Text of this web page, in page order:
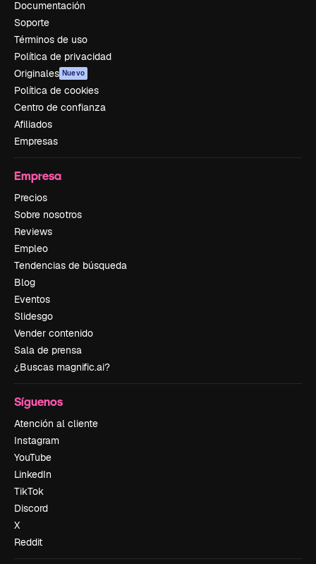
Documentación
Soporte
Términos de uso
Política de privacidad
Originales Nuevo
Política de cookies
Centro de confianza
Afiliados
Empresas
Empresa
Precios
Sobre nosotros
Reviews
Empleo
Tendencias de búsqueda
Blog
Eventos
Slidesgo
Vender contenido
Sala de prensa
¿Buscas magnific.ai?
Síguenos
Atención al cliente
Instagram
YouTube
LinkedIn
TikTok
Discord
X
Reddit